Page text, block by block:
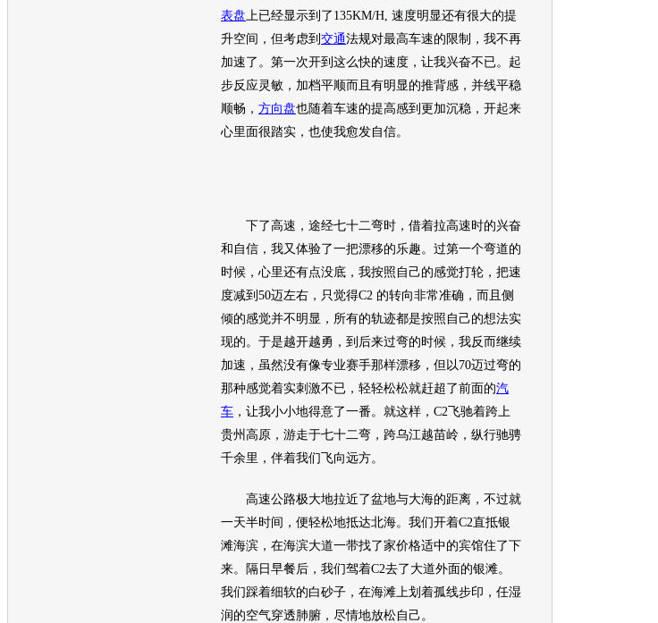
表盘 上已经显示到了135KM/H, 速度明显还有很大的提
升空间，但考虑到 交通法规对最高车速的限制，我不再
加速了。第一次开到这么快的速度，让我兴奋不已。起
步反应灵敏，加档平顺而且有明显的推背感，并线平稳
顺畅， 方向盘也随着车速的提高感到更加沉稳，开起来
心里面很踏实，也使我愈发自信。
下了高速，途经七十二弯时，借着拉高速时的兴奋
和自信，我又体验了一把漂移的乐趣。过第一个弯道的
时候，心里还有点没底，我按照自己的感觉打轮，把速
度减到50迈左右，只觉得C2 的转向非常准确，而且侧
倾的感觉并不明显，所有的轨迹都是按照自己的想法实
现的。于是越开越勇，到后来过弯的时候，我反而继续
加速，虽然没有像专业赛手那样漂移，但以70迈过弯的
那种感觉着实刺激不已，轻轻松松就赶超了前面的汽
车 ，让我小小地得意了一番。就这样，C2飞驰着跨上
贵州高原，游走于七十二弯，跨乌江越苗岭，纵行驰骋
千余里，伴着我们飞向远方。
高速公路极大地拉近了盆地与大海的距离，不过就
一天半时间，便轻松地抵达北海。我们开着C2直抵银
滩海滨，在海滨大道一带找了家价格适中的宾馆住了下
来。隔日早餐后，我们驾着C2去了大道外面的银滩。
我们踩着细软的白砂子，在海滩上划着孤线步印，任湿
润的空气穿透肺腑，尽情地放松自己。